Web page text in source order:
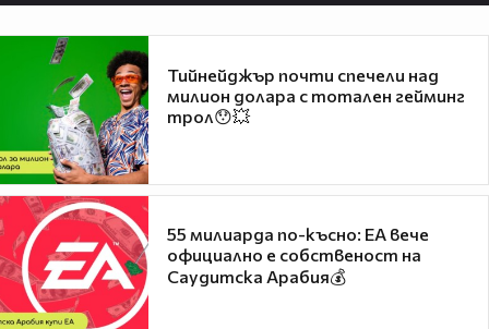
Тийнейджър почти спечели над
милион долара с тотален гейминг
трол😯💥
55 милиарда по-късно: EA вече
официално е собственост на
Саудитска Арабия💰